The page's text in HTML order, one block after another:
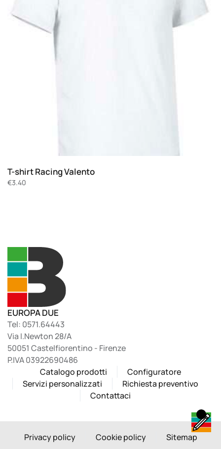
T-shirt Racing Valento
€3.40
EUROPA DUE
Tel: 0571.64443
Via I.Newton 28/A
50051 Castelfiorentino - Firenze
P.IVA 03922690486
Catalogo prodotti
Configuratore
Servizi personalizzati
Richiesta preventivo
Contattaci
Privacy policy Cookie policy Sitemap